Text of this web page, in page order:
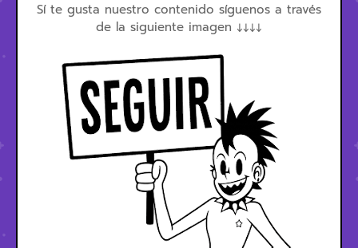
Sí te gusta nuestro contenido síguenos a través
de la siguiente imagen ↓↓↓↓